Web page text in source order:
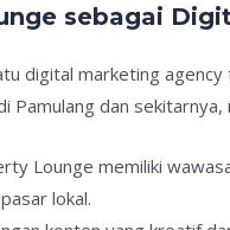
sebagai
digital marketing
dan
Lounge memiliki
lokal.